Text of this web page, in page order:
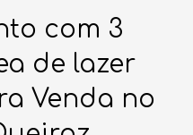
com 3
de lazer
Venda no